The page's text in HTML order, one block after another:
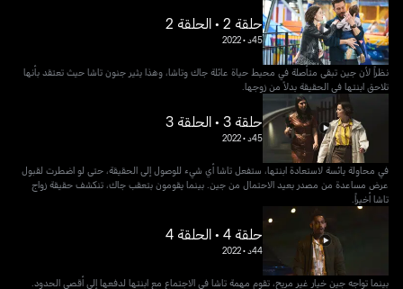
حلقة 2 • الحلقة 2
45د •
2022
نظراً لأن جين تبقى متأصلة في محيط حياة عائلة جاك وتاشا، وهذا يثير جنون تاشا حيث تعتقد بأنها
تلاحق ابنتها في الحقيقة بدلاً من زوجها.
حلقة 3 • الحلقة 3
45د •
2022
في محاولة يائسة لاستعادة ابنتها، ستفعل تاشا أي شيء للوصول إلى الحقيقة، حتى لو اضطرت لقبول
عرض مساعدة من مصدر بعيد الاحتمال من جين. بينما يقومون بتعقب جاك، تنكشف حقيقة زواج
تاشا أخيراً.
حلقة 4 • الحلقة 4
44د •
2022
بينما تواجه جين خيار غير مريح، تقوم مهمة تاشا في الاجتماع مع ابنتها لدفعها إلى أقصى الحدود.